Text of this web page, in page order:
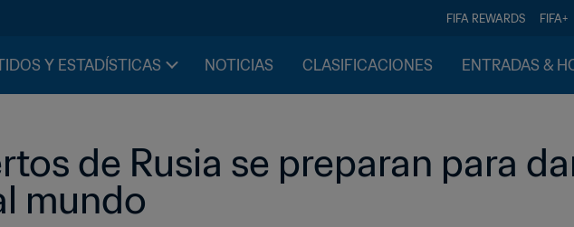
FIFA REWARDS FIFA+
Y ESTADÍSTICAS NOTICIAS CLASIFICACIONES ENTRADAS &
de Rusia se preparan para
mundo